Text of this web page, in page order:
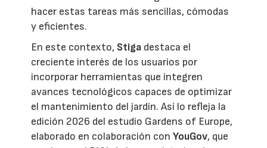
hacer estas tareas más sencillas, cómodas
y eficientes.
En este contexto, Stiga destaca el
creciente interés de los usuarios por
incorporar herramientas que integren
avances tecnológicos capaces de optimizar
el mantenimiento del jardín. Así lo refleja la
edición 2026 del estudio Gardens of Europe,
elaborado en colaboración conYouGov, que